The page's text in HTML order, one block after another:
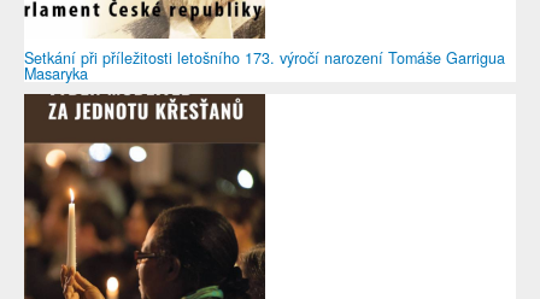
Setkání při příležitosti letošního 173. výročí narození Tomáše Garrigua
Masaryka